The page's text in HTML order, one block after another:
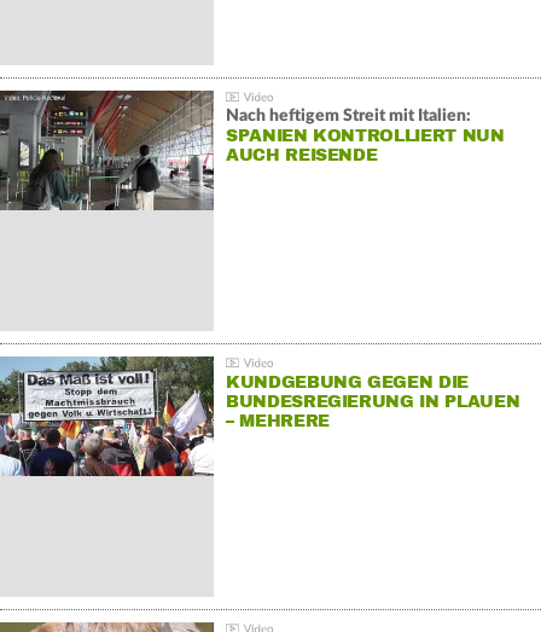
Nach heftigem Streit mit Italien:
SPANIEN KONTROLLIERT NUN
AUCH REISENDE
KUNDGEBUNG GEGEN DIE
BUNDESREGIERUNG IN PLAUEN
– MEHRERE